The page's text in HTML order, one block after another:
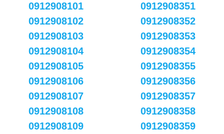
0912908101
0912908102
0912908103
0912908104
0912908105
0912908106
0912908107
0912908108
0912908109
0912908351
0912908352
0912908353
0912908354
0912908355
0912908356
0912908357
0912908358
0912908359